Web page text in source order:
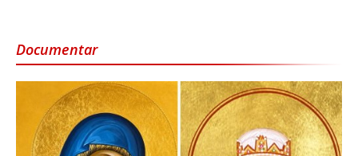
Documentar